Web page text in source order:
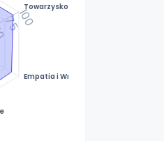
Towarzyskość
Empatia i Wrażliwość
75100